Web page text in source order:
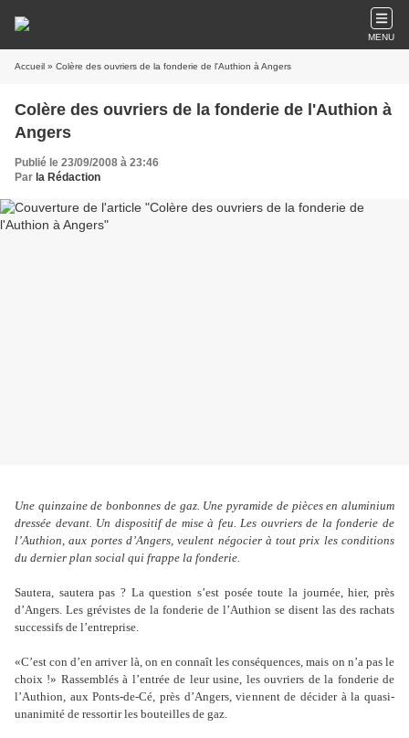
MENU
Accueil » Colère des ouvriers de la fonderie de l'Authion à Angers
Colère des ouvriers de la fonderie de l'Authion à
Angers
Publié le 23/09/2008 à 23:46
Par la Rédaction
Une quinzaine de bonbonnes de gaz. Une pyramide de pièces en aluminium
dressée devant. Un dispositif de mise à feu. Les ouvriers de la fonderie de
l’Authion, aux portes d’Angers, veulent négocier à tout prix les conditions
du dernier plan social qui frappe la fonderie.
Sautera, sautera pas ? La question s’est posée toute la journée, hier, près
d’Angers. Les grévistes de la fonderie de l’Authion se disent las des rachats
successifs de l’entreprise.
«C’est con d’en arriver là, on en connaît les conséquences, mais on n’a pas le
choix !» Rassemblés à l’entrée de leur usine, les ouvriers de la fonderie de
l’Authion, aux Ponts-de-Cé, près d’Angers, viennent de décider à la quasi-
unanimité de ressortir les bouteilles de gaz.